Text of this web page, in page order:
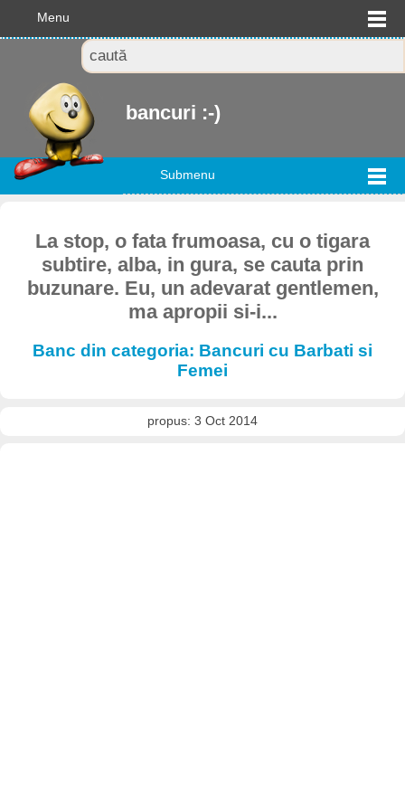
Menu
bancuri :-)
Submenu
La stop, o fata frumoasa, cu o tigara
subtire, alba, in gura, se cauta prin
buzunare. Eu, un adevarat gentlemen,
ma apropii si-i...
Banc din categoria: Bancuri cu Barbati si
Femei
propus: 3 Oct 2014